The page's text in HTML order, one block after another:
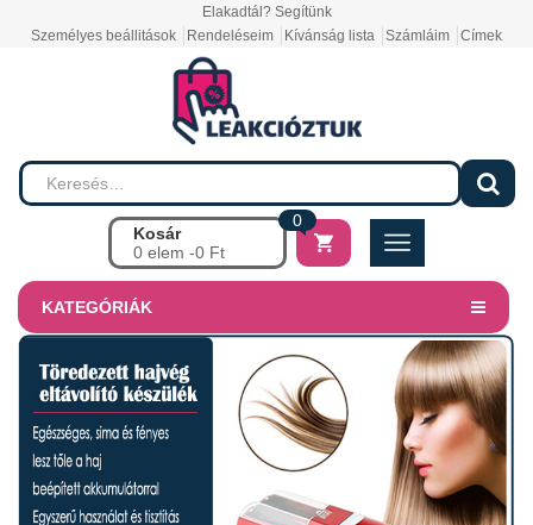
Elakadtál? Segítünk
Személyes beállitások
Rendeléseim Kívánság lista Számláim Címek
Kosár
0 elem -0 Ft
0
KATEGÓRIÁK